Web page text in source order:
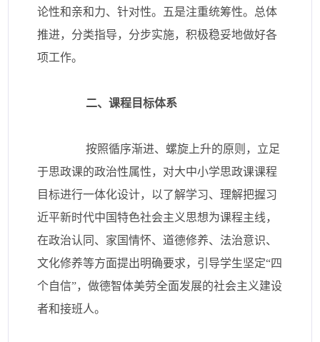
论性和亲和力、针对性。五是注重统筹性。总体
推进，分类指导，分步实施，积极稳妥地做好各
项工作。
二、课程目标体系
按照循序渐进、螺旋上升的原则，立足
于思政课的政治性属性，对大中小学思政课课程
目标进行一体化设计，以了解学习、理解把握习
近平新时代中国特色社会主义思想为课程主线，
在政治认同、家国情怀、道德修养、法治意识、
文化修养等方面提出明确要求，引导学生坚定“四
个自信”，做德智体美劳全面发展的社会主义建设
者和接班人。